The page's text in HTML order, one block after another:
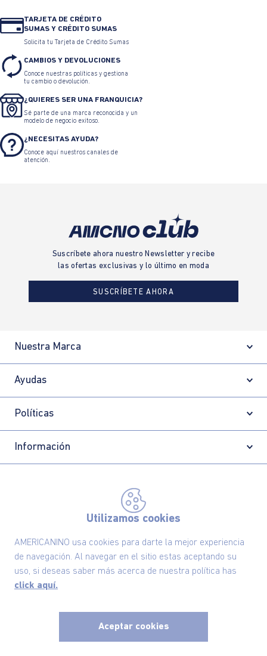
Utilizamos cookies
AMERICANINO usa cookies para darte la mejor experiencia
de navegación. Al navegar en el sitio estas aceptando su
uso, si deseas saber más acerca de nuestra política has
click aquí.
Aceptar cookies
TARJETA DE CRÉDITO
SUMAS Y CRÉDITO SUMAS
Solicita tu Tarjeta de Crédito Sumas
CAMBIOS Y DEVOLUCIONES
Conoce nuestras políticas y gestiona
tu cambio o devolución.
¿QUIERES SER UNA FRANQUICIA?
Sé parte de una marca reconocida y un
modelo de negocio exitoso.
¿NECESITAS AYUDA?
Conoce aquí nuestros canales de
atención.
Suscríbete ahora nuestro Newsletter y recibe
las ofertas exclusivas y lo último en moda
SUSCRÍBETE AHORA
Nuestra Marca
Ayudas
Políticas
Información
Comodin S.A.S | NIT: 800.069.933-6©2025 Americanino, todos los derechos reservados